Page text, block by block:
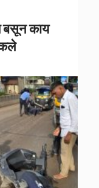
बसून काय